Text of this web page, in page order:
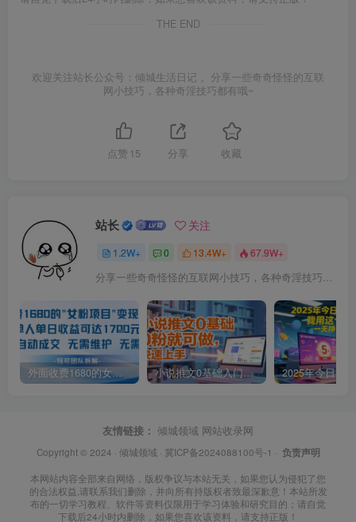
THE END
欢迎关注站长公众号：倾城生活日记 。分享一些奇奇怪怪的互联
网小技巧，各种奇淫技巧都有哦~
点赞 15 分享 收藏
站长 关注
1.2W+ 0 13.4W+ 67.9W+
外面收费1680的女粉项目变现，单人单日收益可达1.7k，全自动成交无需维护 小说推文0基础入门教程，0粉就可做，快速上手
友情链接： 倾城领域 网站收录网
Copyright © 2024 · 倾城领域 · 冀ICP备2024088100号-1 · 负责声明
本网站内容全部来自网络，版权争议与本站无关，如果您认为侵犯了您
的合法权益,请联系我们删除，并向所有持版权者致最深歉意！本站所发
布的一切学习教程、软件等资料仅限用于学习体验和研究目的；请自觉
下载后24小时内删除，如果您喜欢该资料，请支持正版！